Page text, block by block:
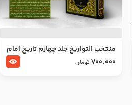
منتخب التواریخ جلد چهارم تاریخ امام
زین العابدین و امام محمد باقر
700.000 تومان